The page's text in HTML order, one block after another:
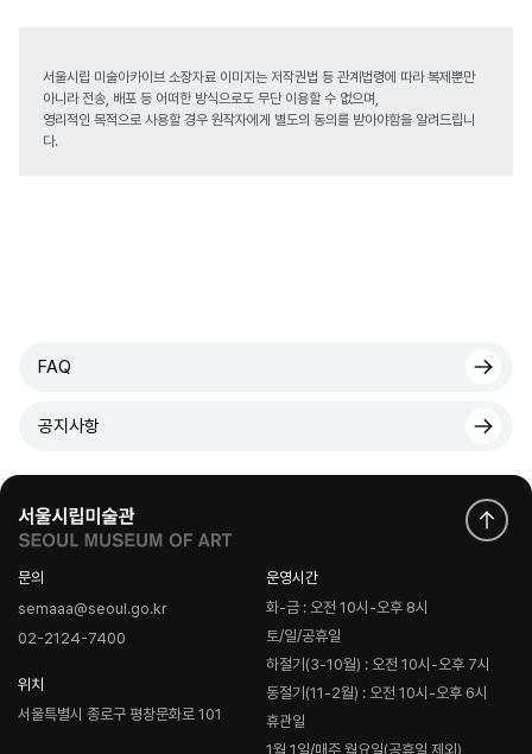
서울시립 미술아카이브 소장자료 이미지는 저작권법 등 관계법령에 따라 복제뿐만
아니라 전송, 배포 등 어떠한 방식으로도 무단 이용할 수 없으며,
영리적인 목적으로 사용할 경우 원작자에게 별도의 동의를 받아야함을 알려드립니
다.
FAQ
공지사항
문의
semaaa@seoul.go.kr
02-2124-7400
위치
서울특별시 종로구 평창문화로 101
운영시간
화-금 : 오전 10시-오후 8시
토/일/공휴일
하절기(3-10월) : 오전 10시-오후 7시
동절기(11-2월) : 오전 10시-오후 6시
휴관일
1월 1일/매주 월요일(공휴일 제외)